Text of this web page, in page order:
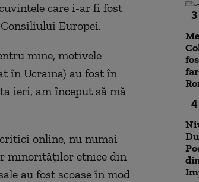
care i-ar fi fost
Europei.
mine, motivele
în Ucraina) au fost în
ieri, am început să mă
online, nu numai
minorităților etnice din
au fost scoase în mod
3
4